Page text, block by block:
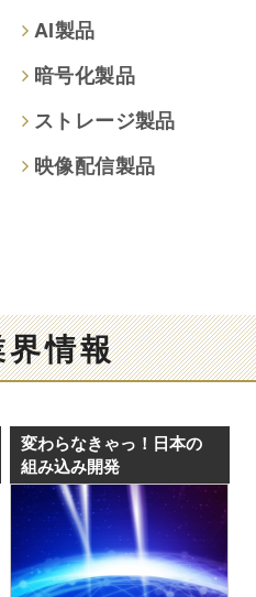
AI製品
暗号化製品
ストレージ製品
映像配信製品
情報
変わらなきゃっ！日本の
組み込み開発